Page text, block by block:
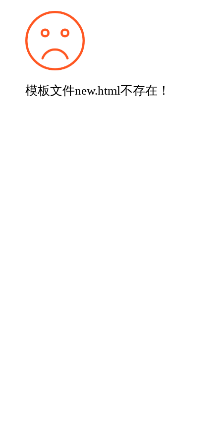
模板文件new.html不存在！